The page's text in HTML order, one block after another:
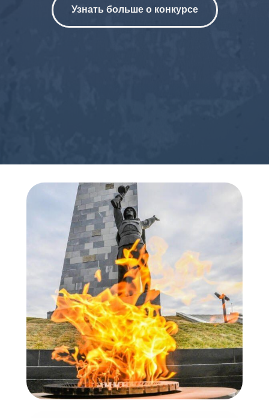
Узнать больше о конкурсе